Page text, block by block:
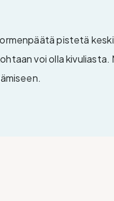
pistetä
voi olla